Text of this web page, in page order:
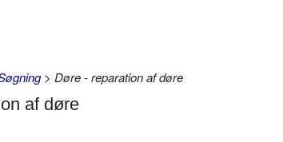
> Døre - reparation af døre
af døre